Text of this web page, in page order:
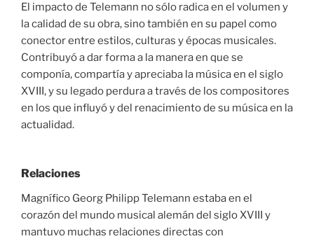
El impacto de Telemann no sólo radica en el volumen y
la calidad de su obra, sino también en su papel como
conector entre estilos, culturas y épocas musicales.
Contribuyó a dar forma a la manera en que se
componía, compartía y apreciaba la música en el siglo
XVIII, y su legado perdura a través de los compositores
en los que influyó y del renacimiento de su música en la
actualidad.
Relaciones
Magnífico Georg Philipp Telemann estaba en el
corazón del mundo musical alemán del siglo XVIII y
mantuvo muchas relaciones directas con